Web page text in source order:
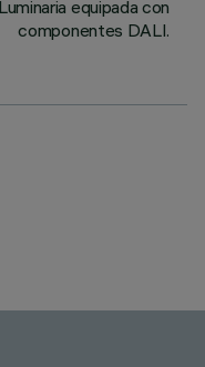
Luminaria equipada con
componentes DALI.